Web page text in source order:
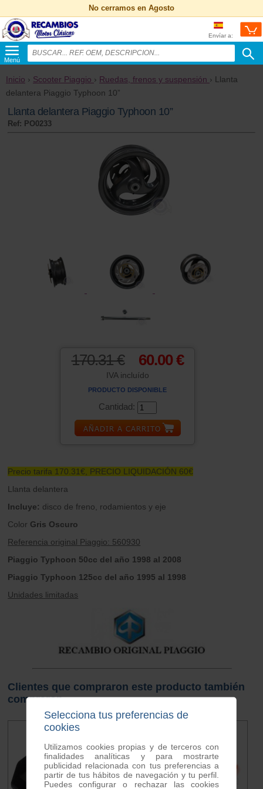
No cerramos en Agosto
Envíar a:
Menú
Inicio › Scooter Piaggio › Ruedas, frenos y suspensión › Llanta
delantera Piaggio Typhoon 10”
Llanta delantera Piaggio Typhoon 10”
Ref: PO0233
170.31 € 60.00 €
IVA incluído
PRODUCTO DISPONIBLE
Cantidad:
Precio tarifa 170.31€, PRECIO LIQUIDACIÓN 60€
Llanta delantera
Incluye: disco de freno, rodamientos y eje
Color Gris Oscuro
Referencia original Piaggio: 560930
Piaggio Typhoon 50cc del año 1998 al 2008
Piaggio Typhoon 125cc del año 1995 al 1998
Unidades limitadas
Clientes que compraron este producto también
compraron
Selecciona tus preferencias de
cookies
Utilizamos cookies propias y de terceros con
finalidades analíticas y para mostrarte
publicidad relacionada con tus preferencias a
partir de tus hábitos de navegación y tu perfil.
Puedes configurar o rechazar las cookies